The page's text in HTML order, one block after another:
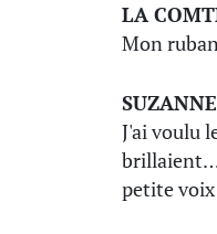
LA
Mon
SUZANNE
J'ai voulu
brillaient…
petite voix